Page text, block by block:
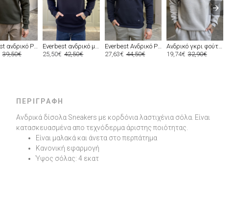
Everbest ανδρικό Plus Size χακί φούτερ με τύπωμα 2610020X
39,50€
Everbest ανδρικό μπλε φούτερ με τύπωμα και κουκούλα 261009B
25,50€ 42,50€
Everbest Ανδρικό Plus Size μπλε navy φούτερ με κουκούλα 251009
27,63€ 44,50€
Ανδρικό γκρι φούτερ με στρογγυλή λαιμόκοψη και λογότυπο στο στήθος ES26004G
19,74€ 32,90€
ΠΕΡΙΓΡΑΦΉ
Ανδρικά δίσολα Sneakers με κορδόνια λαστιχένια σόλα. Είναι
κατασκευασμένα απο τεχνόδερμα άριστης ποιότητας.
Είναι μαλακά και άνετα στο περπάτημα
Κανονική εφαρμογή
Ύψος σόλας: 4 εκατ